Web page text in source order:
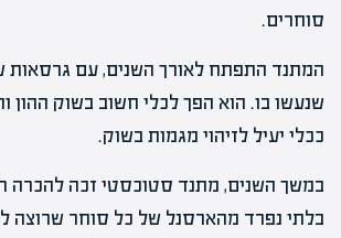
סוחרים.
המתנד התפתח לאורך השנים, עם גרסאות
שנעשו בו. הוא הפך לכלי חשוב בשוק ההון
ככלי יעיל לזיהוי מגמות בשוק.
במשך השנים, מתנד סטוכסטי זכה להכרה
בלתי נפרד מהארסנל של כל סוחר שרוצה